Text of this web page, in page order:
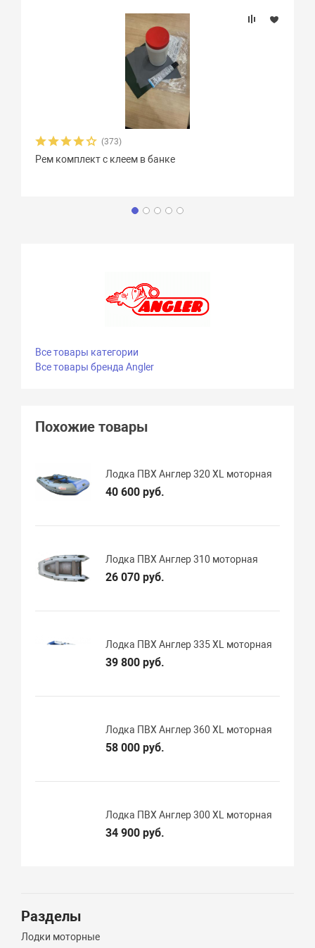
(373)
Рем комплект с клеем в банке
Все товары категории
Все товары бренда Angler
Похожие товары
Лодка ПВХ Англер 320 XL моторная
40 600 руб.
Лодка ПВХ Англер 310 моторная
26 070 руб.
Лодка ПВХ Англер 335 XL моторная
39 800 руб.
Лодка ПВХ Англер 360 XL моторная
58 000 руб.
Лодка ПВХ Англер 300 XL моторная
34 900 руб.
Разделы
Лодки моторные